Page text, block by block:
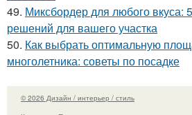
49. Миксбордер для любого вкуса:
решений для вашего участка
50. Как выбрать оптимальную
многолетника: советы по посадке
© 2026 Дизайн / интерьер / стиль